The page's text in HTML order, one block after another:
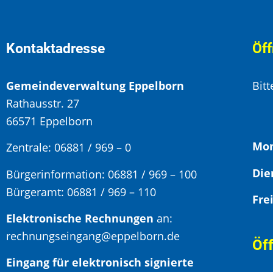
Kontaktadresse
Gemeindeverwaltung Eppelborn
Rathausstr. 27
66571 Eppelborn
Zentrale: 06881 / 969 – 0
Bürgerinformation: 06881 / 969 – 100
Bürgeramt: 06881 / 969 – 110
Elektronische Rechnungen an:
rechnungseingang@eppelborn.de
Eingang für elektronisch signierte